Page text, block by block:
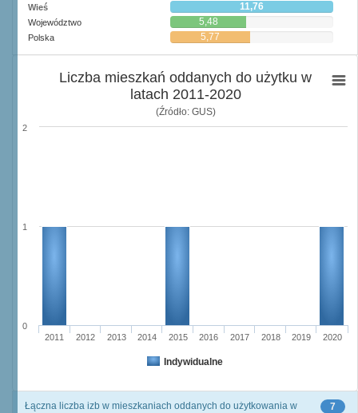
Wieś 11,76
Województwo 5,48
Polska 5,77
Liczba mieszkań oddanych do użytku w
latach 2011-2020
(Źródło: GUS)
Indywidualne
2011 2012 2013 2014 2015 2016 2017 2018 2019 2020
0
1
2
7
Łączna liczba izb w mieszkaniach oddanych do użytkowania w